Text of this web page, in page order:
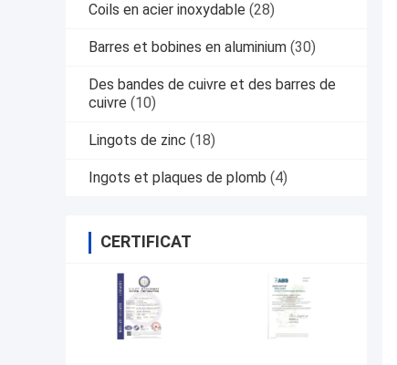
Coils en acier inoxydable (28)
Barres et bobines en aluminium (30)
Des bandes de cuivre et des barres de
cuivre (10)
Lingots de zinc (18)
Ingots et plaques de plomb (4)
CERTIFICAT